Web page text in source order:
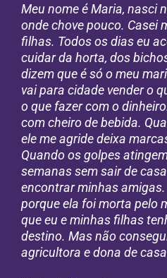
Meu nome é Maria, nasci
onde chove pouco. Casei
filhas. Todos os dias eu
cuidar da horta, dos
dizem que é só o meu
vai para cidade vender o
o que fazer com o
com cheiro de bebida.
ele me agride deixa
Quando os golpes
semanas sem sair de
encontrar minhas
porque ela foi morta pelo
que eu e minhas filhas
destino. Mas não
agricultora e dona de